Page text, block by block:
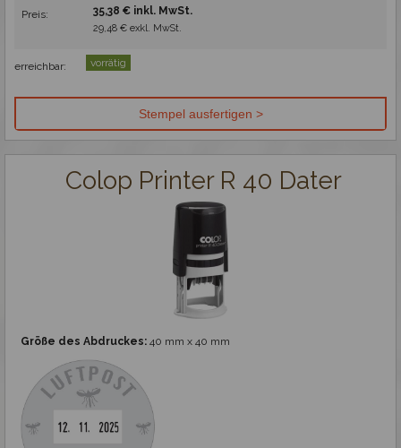
Preis: 35,38 € inkl. MwSt.
29,48 € exkl. MwSt.
erreichbar: vorrätig
Colop Printer R 40 Dater
Größe des Abdruckes: 40 mm x 40 mm